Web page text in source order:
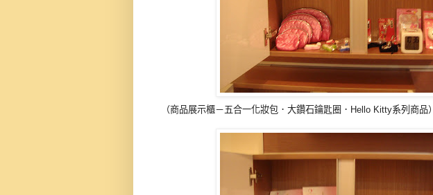
（商品展示櫃－五合一化妝包．大鑽石鑰匙圈．Hello Kitty系列商品）